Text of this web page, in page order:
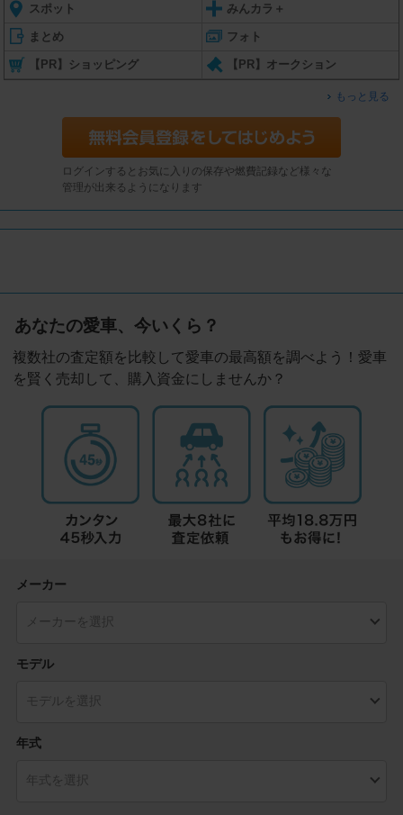
スポット みんカラ＋
まとめ フォト
【PR】ショッピング 【PR】オークション
もっと見る
ログインするとお気に入りの保存や燃費記録など様々な
管理が出来るようになります
あなたの愛車、今いくら？
複数社の査定額を比較して愛車の最高額を調べよう！愛車
を賢く売却して、購入資金にしませんか？
メーカー
モデル
年式